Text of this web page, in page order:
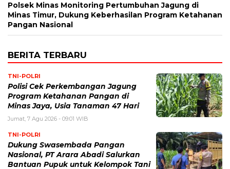
Polsek Minas Monitoring Pertumbuhan Jagung di
Minas Timur, Dukung Keberhasilan Program Ketahanan
Pangan Nasional
BERITA TERBARU
TNI-POLRI
Polisi Cek Perkembangan Jagung
Program Ketahanan Pangan di
Minas Jaya, Usia Tanaman 47 Hari
Jumat, 7 Agu 2026 - 09:01 WIB
TNI-POLRI
Dukung Swasembada Pangan
Nasional, PT Arara Abadi Salurkan
Bantuan Pupuk untuk Kelompok Tani